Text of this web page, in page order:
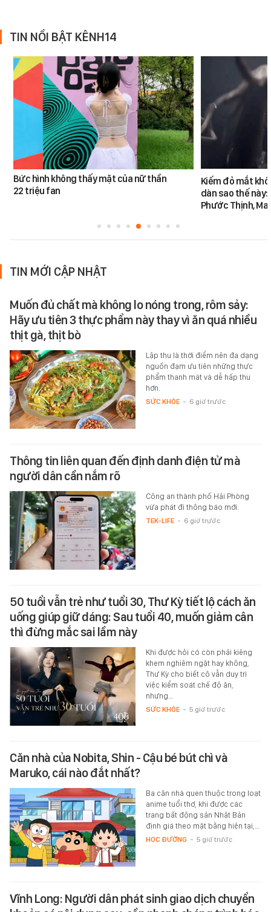
TIN NỔI BẬT KÊNH14
Bức hình không thấy mặt của nữ thần
22 triệu fan
Kiếm đỏ mắt
dàn sao thế này:
Phước Thịnh,
TIN MỚI CẬP NHẬT
Muốn đủ chất mà không lo nóng trong, rôm sảy:
Hãy ưu tiên 3 thực phẩm này thay vì ăn quá nhiều
thịt gà, thịt bò
Lập thu là thời điểm nên đa dạng
nguồn đạm ưu tiên những thực
phẩm thanh mát và dễ hấp thu
hơn.
SỨC KHỎE - 6 giờ trước
Thông tin liên quan đến định danh điện tử mà
người dân cần nắm rõ
Công an thành phố Hải Phòng
vừa phát đi thông báo mới.
TEK-LIFE - 6 giờ trước
50 tuổi vẫn trẻ như tuổi 30, Thư Kỳ tiết lộ cách ăn
uống giúp giữ dáng: Sau tuổi 40, muốn giảm cân
thì đừng mắc sai lầm này
Khi được hỏi có còn phải kiêng
khem nghiêm ngặt hay không,
Thư Kỳ cho biết cô vẫn duy trì
việc kiểm soát chế độ ăn,
nhưng…
SỨC KHỎE - 5 giờ trước
Căn nhà của Nobita, Shin - Cậu bé bút chì và
Maruko, cái nào đắt nhất?
Ba căn nhà quen thuộc trong loạt
anime tuổi thơ, khi được các
trang bất động sản Nhật Bản
định giá theo mặt bằng hiện tại,…
HỌC ĐƯỜNG - 5 giờ trước
Vĩnh Long: Người dân phát sinh giao dịch chuyển